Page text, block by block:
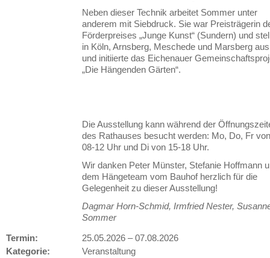
Neben dieser Technik arbeitet Sommer unter
anderem mit Siebdruck. Sie war Preisträgerin
Förderpreises „Junge Kunst“ (Sundern) und
in Köln, Arnsberg, Meschede und Marsberg aus
und initiierte das Eichenauer
„Die Hängenden Gärten“.
Die Ausstellung kann während der
des Rathauses besucht werden: Mo, Do, Fr von
08-12 Uhr und Di von 15-18 Uhr.
Wir danken Peter Münster, Stefanie Hoffmann
dem Hängeteam vom Bauhof herzlich für die
Gelegenheit zu dieser Ausstellung!
Dagmar Horn-Schmid, Irmfried Nester,
Sommer
Termin:
25.05.2026 –07.08.2026
Kategorie:
Veranstaltung